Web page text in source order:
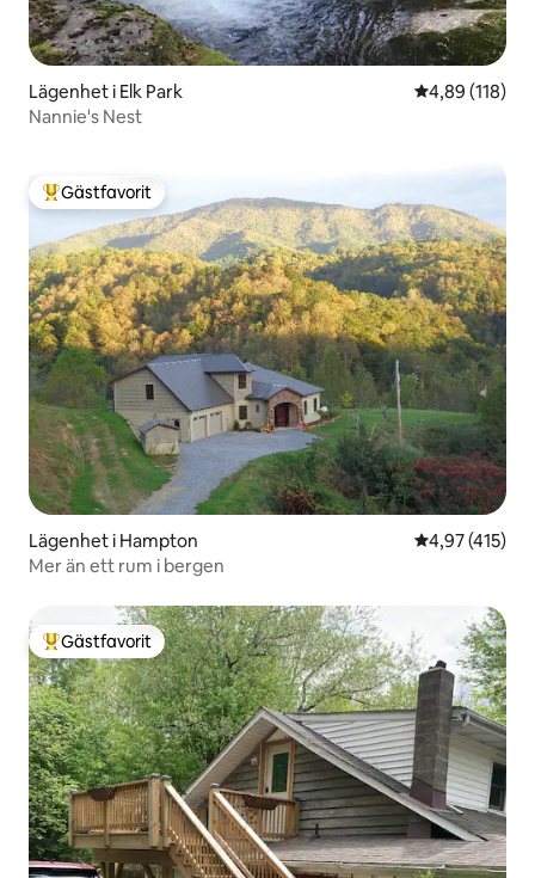
Lägenhet i Elk Park 4,89 av 5 i
4,89 (118)
Nannie's Nest
Populär gästfavorit
Gästfavorit
Lägenhet i Hampton 4,97 av 5 i
4,97 (415)
Mer än ett rum i bergen
Populär gästfavorit
Gästfavorit